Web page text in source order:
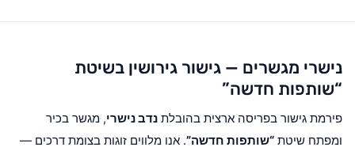
נישרי מגשרים — גישור גירושין בשיטת
“שותפות חדשה”
פירמת גישור בפריסה ארצית בהובלת נדב נישרי, מגשר בכיר
ומפתח שיטת “שותפות חדשה”. אנו מלווים זוגות בצומת דרכים —